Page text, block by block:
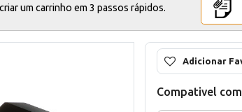
um carrinho em 3 passos rápidos.
Adicionar
Compativel